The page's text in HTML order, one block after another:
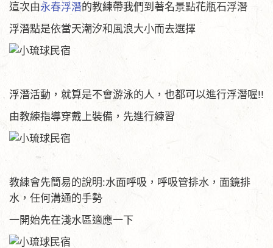
這次由永春浮潛的教練帶我們到著名景點花瓶石浮潛
浮潛點是依當天潮汐和風浪大小而去選擇
浮潛活動，就算是不會游泳的人，也都可以進行浮潛喔!!
由教練指導穿戴上裝備，先進行練習
教練會先簡易的說明:水面呼吸，呼吸管排水，面鏡排
水，任何溝通的手勢
一開始先在淺水區適應一下